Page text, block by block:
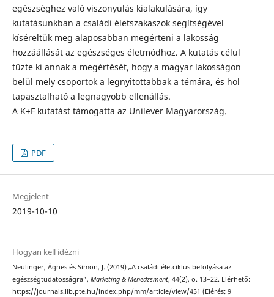
egészséghez való viszonyulás kialakulására, így
kutatásunkban a családi életszakaszok segítségével
kíséreltük meg alaposabban megérteni a lakosság
hozzáállását az egészséges életmódhoz. A kutatás célul
tűzte ki annak a megértését, hogy a magyar lakosságon
belül mely csoportok a legnyitottabbak a témára, és hol
tapasztalható a legnagyobb ellenállás.
A K+F kutatást támogatta az Unilever Magyarország.
PDF
Megjelent
2019-10-10
Hogyan kell idézni
Neulinger, Ágnes és Simon, J. (2019) „A családi életciklus befolyása az
egészségtudatosságra”, Marketing & Menedzsment, 44(2), o. 13–22. Elérhető:
https://journals.lib.pte.hu/index.php/mm/article/view/451 (Elérés: 9